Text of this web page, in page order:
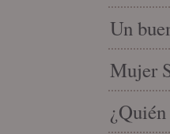
Un
Mujer